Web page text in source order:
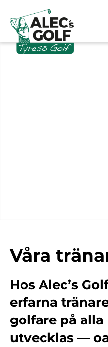
Våra
Hos Alec’s
erfarna
golfare på
utvecklas —